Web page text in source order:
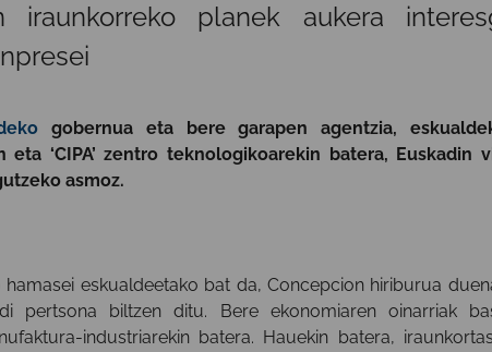
iraunkorreko planek aukera
gobernua eta bere garapen agentzia,
eta ‘CIPA’ zentro teknologikoarekin batera, Euskadin
asmoz.
hamasei eskualdeetako bat da, Concepcion hiriburua
pertsona biltzen ditu. Bere ekonomiaren oinarriak
industriarekin batera. Hauekin batera,